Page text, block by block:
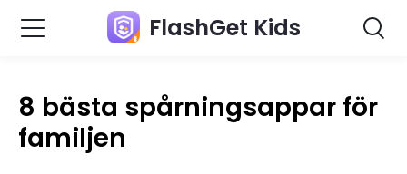
FlashGet Kids
8 bästa spårningsappar för
familjen